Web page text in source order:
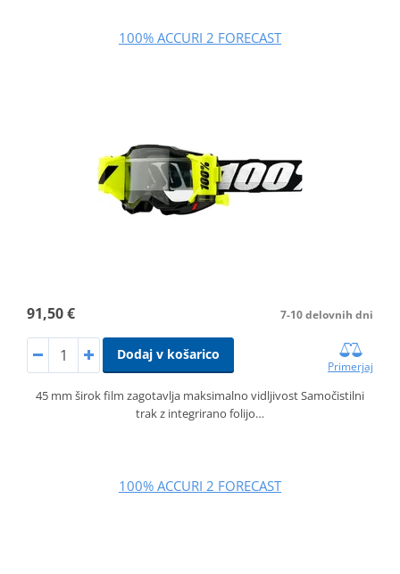
100% ACCURI 2 FORECAST
91,50 € 7-10 delovnih dni
Dodaj v košarico
Primerjaj
45 mm širok film zagotavlja maksimalno vidljivost Samočistilni
trak z integrirano folijo…
100% ACCURI 2 FORECAST